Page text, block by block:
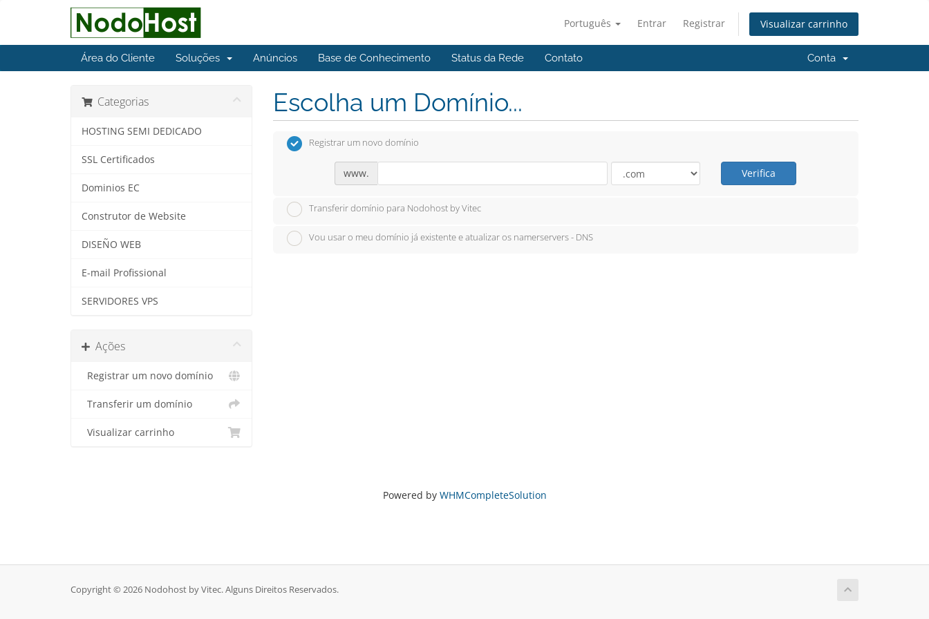
Português Entrar Registrar Visualizar carrinho
Área do Cliente Soluções Anúncios Base de Conhecimento Status da Rede Contato Conta
Categorias
HOSTING SEMI DEDICADO
SSL Certificados
Dominios EC
Construtor de Website
DISEÑO WEB
E-mail Profissional
SERVIDORES VPS
Ações
Registrar um novo domínio
Transferir um domínio
Visualizar carrinho
Escolha um Domínio...
Registrar um novo domínio
www. Verifica
Transferir domínio para Nodohost by Vitec
Vou usar o meu domínio já existente e atualizar os namerservers - DNS
Powered by WHMCompleteSolution
Copyright © 2026 Nodohost by Vitec. Alguns Direitos Reservados.